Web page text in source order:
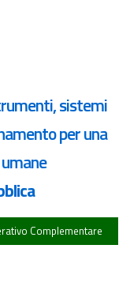
sistemi
per una
Complementare